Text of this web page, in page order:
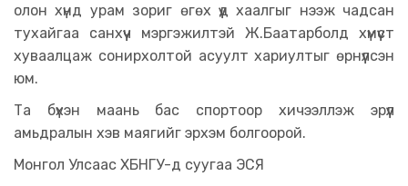
олон хүнд урам зориг өгөх үүд хаалгыг нээж чадсан
тухайгаа санхүүч мэргэжилтэй Ж.Баатарболд хүмүүст
хуваалцаж сонирхолтой асуулт хариултыг өрнүүлсэн
юм.
Та бүхэн маань бас спортоор хичээллэж эрүүл
амьдралын хэв маягийг эрхэм болгоорой.
Монгол Улсаас ХБНГУ-д суугаа ЭСЯ